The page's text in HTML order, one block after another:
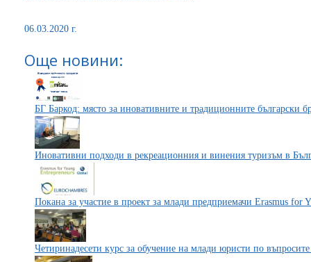
06.03.2020 г.
Още новини:
БГ Баркод: място за иновативните и традиционните български
Иновативни подходи в рекреационния и винения туризъм в
Покана за участие в проект за млади предприемачи Erasmus for
Четиринадесети курс за обучение на млади юристи по